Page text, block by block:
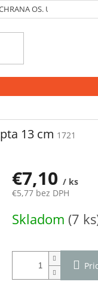
OS. ÚDAJOV
13 cm 1721
€7,10 / ks
€5,77 bez DPH
cena:
Skladom (7